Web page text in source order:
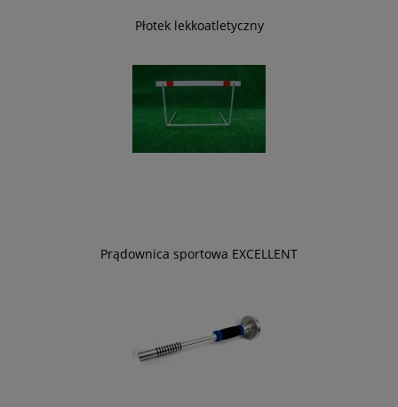
Płotek lekkoatletyczny
Prądownica sportowa EXCELLENT